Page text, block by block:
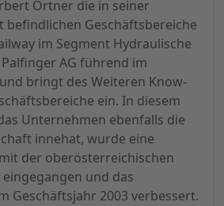
Ortner die in seiner
Geschäftsbereiche
im Segment Hydraulische
AG führend im
bringt des Weiteren Know-
ein. In diesem
Unternehmen ebenfalls die
innehat, wurde eine
der oberösterreichischen
und das
Geschäftsjahr 2003 verbessert.